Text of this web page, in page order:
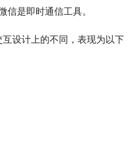
信是即时通信工具。
设计上的不同，表现为以下